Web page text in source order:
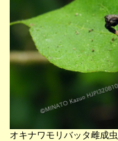
オキナワモリバッタ雌成虫